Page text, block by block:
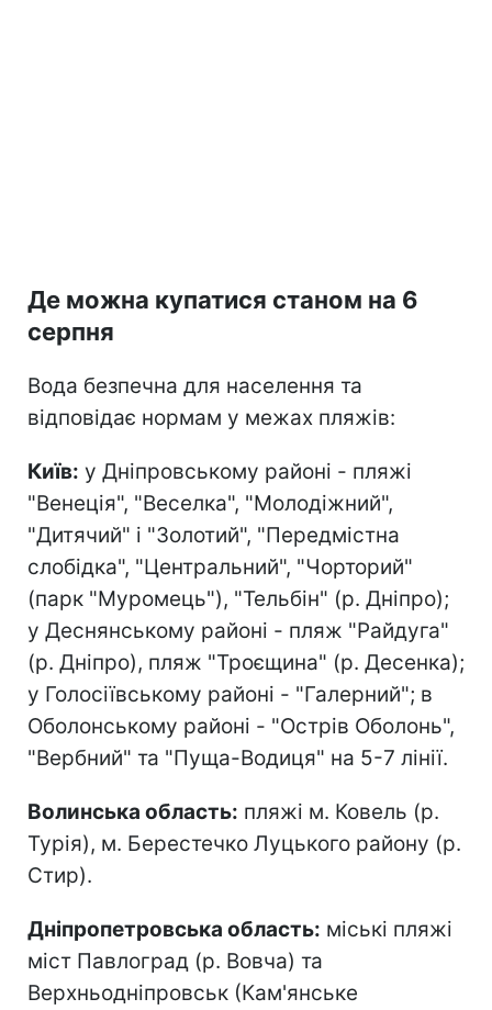
Де можна купатися станом на 6
серпня
Вода безпечна для населення та
відповідає нормам у межах пляжів:
Київ: у Дніпровському районі - пляжі
"Венеція", "Веселка", "Молодіжний",
"Дитячий" і "Золотий", "Передмістна
слобідка", "Центральний", "Чорторий"
(парк "Муромець"), "Тельбін" (р. Дніпро);
у Деснянському районі - пляж "Райдуга"
(р. Дніпро), пляж "Троєщина" (р. Десенка);
у Голосіївському районі - "Галерний"; в
Оболонському районі - "Острів Оболонь",
"Вербний" та "Пуща-Водиця" на 5-7 лінії.
Волинська область: пляжі м. Ковель (р.
Турія), м. Берестечко Луцького району (р.
Стир).
Дніпропетровська область: міські пляжі
міст Павлоград (р. Вовча) та
Верхньодніпровськ (Кам'янське